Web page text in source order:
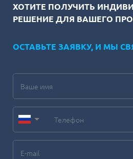
ХОТИТЕ ПОЛУЧИТЬ
РЕШЕНИЕ ДЛЯ ВАШЕГО
ОСТАВЬТЕ ЗАЯВКУ, И МЫ